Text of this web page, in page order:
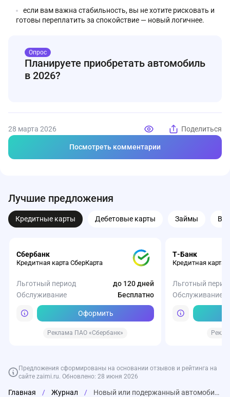
если вам важна стабильность, вы не хотите рисковать и
готовы переплатить за спокойствие — новый логичнее.
Планируете приобретать автомобиль
в 2026?
Опрос
28 марта 2026 Поделиться
Посмотреть комментарии
Лучшие предложения
Кредитные карты Дебетовые карты Займы
Сбербанк
Кредитная карта СберКарта
Льготный период
до 120 дней
Обслуживание
Бесплатно
Оформить
Реклама ПАО «Сбербанк»
Т-Банк
Кредитная карта
Льготный
Обслуживание
Предложения сформированы на основании отзывов и рейтинга на
сайте zaimi.ru. Обновлено: 28 июня 2026
Газпромбанк
Главная / Журнал / Новый или подержанный автомобиль: что выгоднее купить в 2026 году